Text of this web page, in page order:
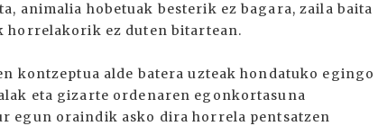
animalia hobetuak besterik ez bagara, zaila baita
horrelakorik ez duten bitartean.
kontzeptua alde batera uzteak hondatuko egingo
eta gizarte ordenaren egonkortasuna
egun oraindik asko dira horrela pentsatzen